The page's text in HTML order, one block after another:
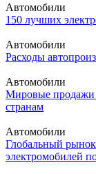
Автомобили
150 лучших
Автомобили
Расходы
Автомобили
Мировые продажи
странам
Автомобили
Глобальный
электромобилей